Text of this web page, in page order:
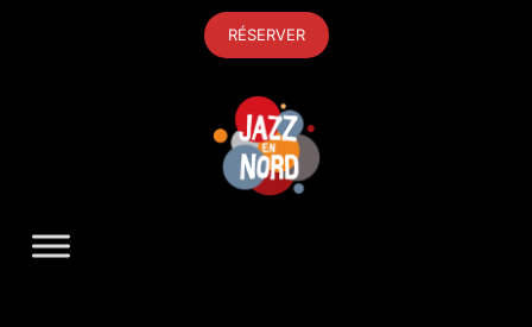
RÉSERVER